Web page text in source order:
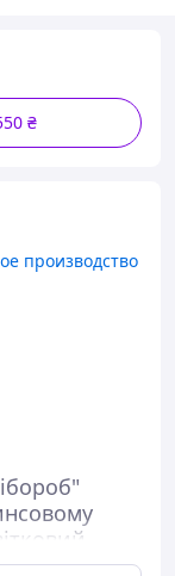
₴
производство